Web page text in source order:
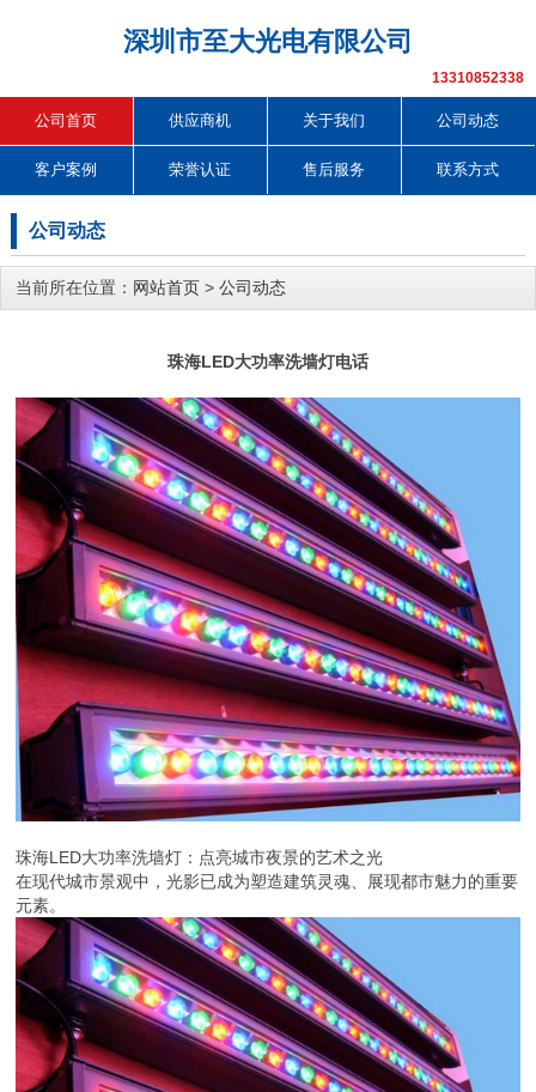
深圳市至大光电有限公司
13310852338
公司首页 供应商机 关于我们 公司动态
客户案例 荣誉认证 售后服务 联系方式
公司动态
当前所在位置： 网站首页 > 公司动态
珠海LED大功率洗墙灯电话
珠海LED大功率洗墙灯：点亮城市夜景的艺术之光
在现代城市景观中，光影已成为塑造建筑灵魂、展现都市魅力的重要
元素。